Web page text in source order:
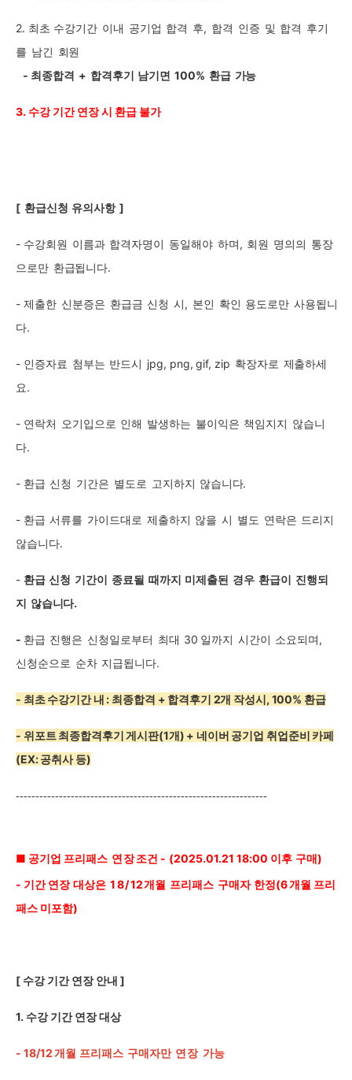
2. 최초 수강기간 이내 공기업 합격 후, 합격 인증 및 합격 후기
를 남긴 회원
- 최종합격 + 합격후기 남기면 100% 환급 가능
3. 수강 기간 연장 시 환급 불가
[ 환급신청 유의사항 ]
- 수강회원 이름과 합격자명이 동일해야 하며, 회원 명의의 통장
으로만 환급됩니다.
-제출한 신분증은 환급금 신청 시, 본인 확인 용도로만 사용됩니
다.
- 인증자료 첨부는 반드시 jpg, png, gif, zip 확장자로 제출하세
요.
- 연락처 오기입으로 인해 발생하는 불이익은 책임지지 않습니
다.
- 환급 신청 기간은 별도로 고지하지 않습니다.
- 환급 서류를 가이드대로 제출하지 않을 시 별도 연락은 드리지
않습니다.
- 환급 신청 기간이 종료될 때까지 미제출된 경우 환급이
진행되
지 않습니다.
- 환급 진행은 신청일로부터 최대 30 일까지 시간이 소요되며,
신청순으로 순차 지급됩니다.
- 최초 수강기간 내 : 최종합격 + 합격후기 2개 작성시, 100% 환급
- 위포트 최종합격후기 게시판(1개) + 네이버 공기업 취업준비 카페
(EX: 공취사 등)
----------------------------------------------------------------
■ 공기업 프리패스 연장조건 - (2025.01.21 18:00 이후 구매)
- 기간 연장 대상은 18/12개월 프리패스 구매자 한정(6개월 프리
패스 미포함)
[ 수강 기간 연장 안내 ]
1. 수강 기간 연장 대상
- 18/12개월 프리패스 구매자만연장 가능